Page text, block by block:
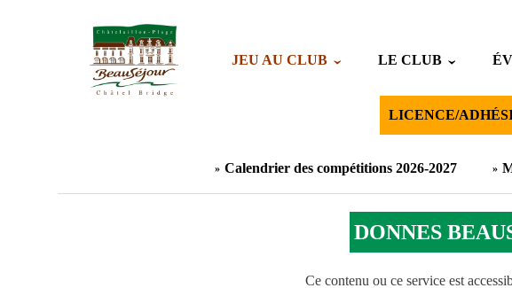
JEU AU CLUB LE CLUB
LICENCE/
Calendrier des compétitions 2026-2027
DONNES
Ce contenu ou ce service est